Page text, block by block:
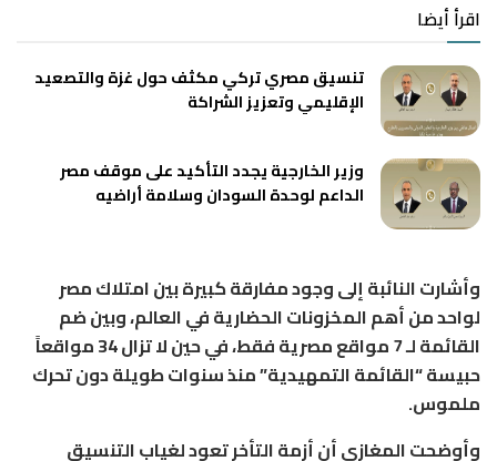
اقرأ أيضا
تنسيق مصري تركي مكثف حول غزة والتصعيد
الإقليمي وتعزيز الشراكة
وزير الخارجية يجدد التأكيد على موقف مصر
الداعم لوحدة السودان وسلامة أراضيه
وأشارت النائبة إلى وجود مفارقة كبيرة بين امتلاك مصر
لواحد من أهم المخزونات الحضارية في العالم، وبين ضم
القائمة لـ 7 مواقع مصرية فقط، في حين لا تزال 34 مواقعاً
حبيسة “القائمة التمهيدية” منذ سنوات طويلة دون تحرك
ملموس.
وأوضحت المغازي أن أزمة التأخر تعود لغياب التنسيق